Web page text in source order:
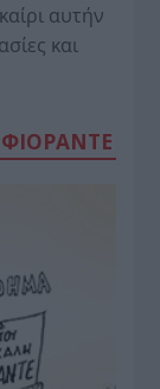
αυτήν
και